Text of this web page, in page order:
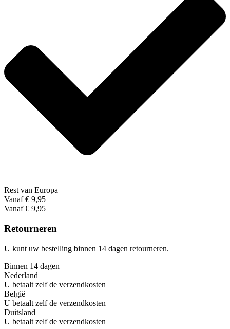
Rest van Europa
Vanaf € 9,95
Vanaf € 9,95
Retourneren
U kunt uw bestelling binnen 14 dagen retourneren.
Binnen 14 dagen
Nederland
U betaalt zelf de verzendkosten
België
U betaalt zelf de verzendkosten
Duitsland
U betaalt zelf de verzendkosten